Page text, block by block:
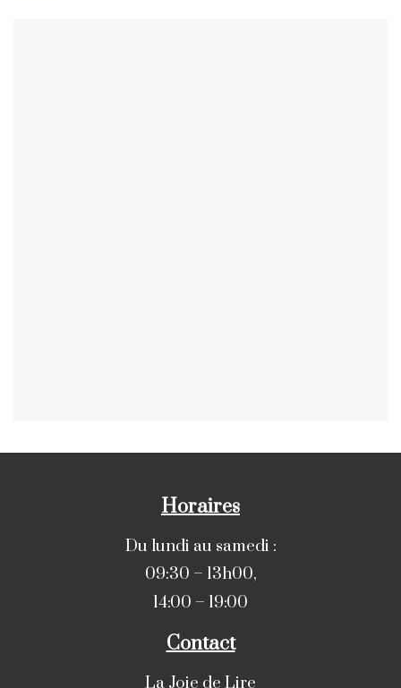
Horaires
Du lundi au samedi :
09:30 – 13h00,
14:00 – 19:00
Contact
La Joie de Lire